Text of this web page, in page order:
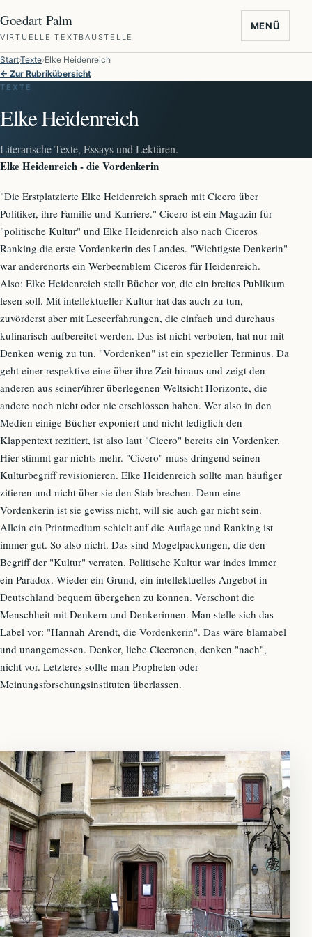
Goedart Palm
VIRTUELLE TEXTBAUSTELLE
MENÜ
StartTexte Elke Heidenreich
← Zur Rubrikübersicht
TEXTE
Elke Heidenreich
Literarische Texte, Essays und Lektüren.
Elke Heidenreich - die Vordenkerin
"Die Erstplatzierte Elke Heidenreich sprach mit Cicero über
Politiker, ihre Familie und Karriere." Cicero ist ein Magazin für
"politische Kultur" und Elke Heidenreich also nach Ciceros
Ranking die erste Vordenkerin des Landes. "Wichtigste Denkerin"
war anderenorts ein Werbeemblem Ciceros für Heidenreich.
Also: Elke Heidenreich stellt Bücher vor, die ein breites Publikum
lesen soll. Mit intellektueller Kultur hat das auch zu tun,
zuvörderst aber mit Leseerfahrungen, die einfach und durchaus
kulinarisch aufbereitet werden. Das ist nicht verboten, hat nur mit
Denken wenig zu tun. "Vordenken" ist ein spezieller Terminus. Da
geht einer respektive eine über ihre Zeit hinaus und zeigt den
anderen aus seiner/ihrer überlegenen Weltsicht Horizonte, die
andere noch nicht oder nie erschlossen haben. Wer also in den
Medien einige Bücher exponiert und nicht lediglich den
Klappentext rezitiert, ist also laut "Cicero" bereits ein Vordenker.
Hier stimmt gar nichts mehr. "Cicero" muss dringend seinen
Kulturbegriff revisionieren. Elke Heidenreich sollte man häufiger
zitieren und nicht über sie den Stab brechen. Denn eine
Vordenkerin ist sie gewiss nicht, will sie auch gar nicht sein.
Allein ein Printmedium schielt auf die Auflage und Ranking ist
immer gut. So also nicht. Das sind Mogelpackungen, die den
Begriff der "Kultur" verraten. Politische Kultur war indes immer
ein Paradox. Wieder ein Grund, ein intellektuelles Angebot in
Deutschland bequem übergehen zu können. Verschont die
Menschheit mit Denkern und Denkerinnen. Man stelle sich das
Label vor: "Hannah Arendt, die Vordenkerin". Das wäre blamabel
und unangemessen. Denker, liebe Ciceronen, denken "nach",
nicht vor. Letzteres sollte man Propheten oder
Meinungsforschungsinstituten überlassen.